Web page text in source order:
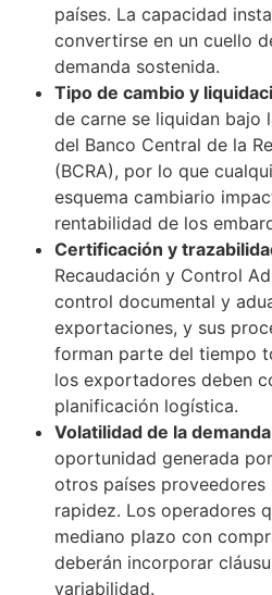
países. La capacidad
convertirse en un cuello
demanda sostenida.
Tipo de cambio y
de carne se liquidan bajo
del Banco Central de la
(BCRA), por lo que
esquema cambiario
rentabilidad de los
Certificación y
Recaudación y Control
control documental y
exportaciones, y sus
forman parte del tiempo
los exportadores deben
planificación logística.
Volatilidad de la
oportunidad generada
otros países proveedores
rapidez. Los operadores
mediano plazo con
deberán incorporar
variabilidad.